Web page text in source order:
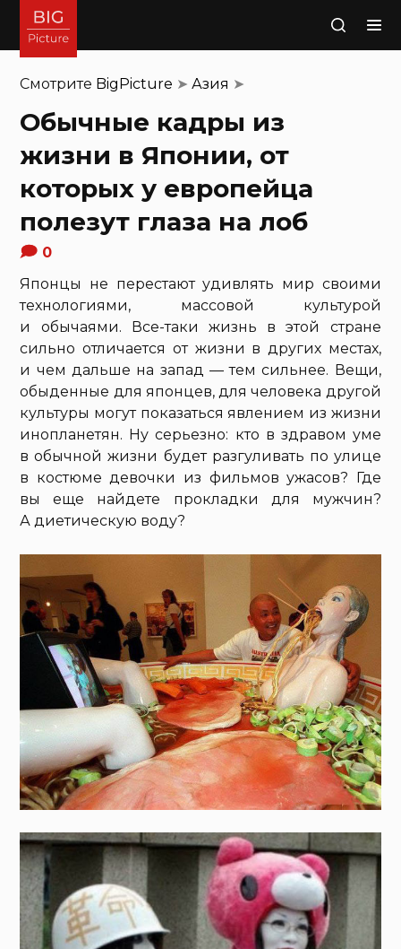
Поиск
Смотрите BigPicture ➤Азия ➤
Обычные кадры из
жизни в Японии, от
которых у европейца
полезут глаза на лоб
0
Японцы не перестают удивлять мир своими
технологиями, массовой культурой
и обычаями. Все-таки жизнь в этой стране
сильно отличается от жизни в других местах,
и чем дальше на запад — тем сильнее. Вещи,
обыденные для японцев, для человека другой
культуры могут показаться явлением из жизни
инопланетян. Ну серьезно: кто в здравом уме
в обычной жизни будет разгуливать по улице
в костюме девочки из фильмов ужасов? Где
вы еще найдете прокладки для мужчин?
А диетическую воду?